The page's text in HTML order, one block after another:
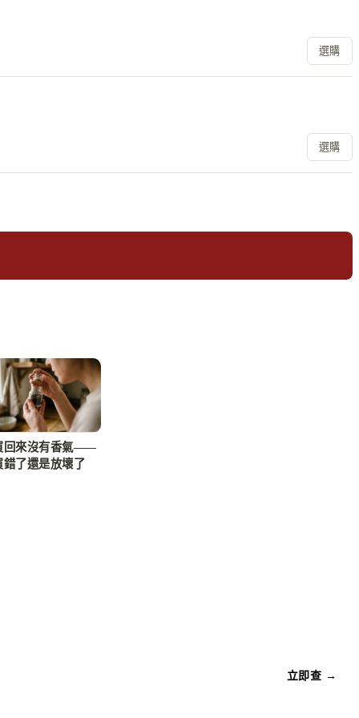
選購
選購
回來沒有香氣——
錯了還是放壞了
立即查 →